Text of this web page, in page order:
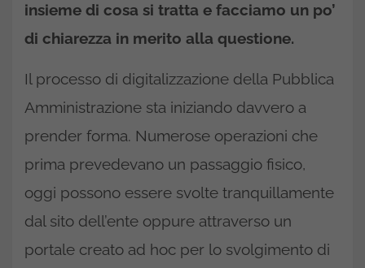
insieme di cosa si tratta e facciamo un po’
di chiarezza in merito alla questione.
Il processo di digitalizzazione della Pubblica
Amministrazione sta iniziando davvero a
prender forma. Numerose operazioni che
prima prevedevano un passaggio fisico,
oggi possono essere svolte tranquillamente
dal sito dell’ente oppure attraverso un
portale creato ad hoc per lo svolgimento di